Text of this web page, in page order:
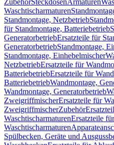
ZubehörSteckdosenArmaturen
Waschtischarmaturen
Standmontage, Netzbetrieb
für Standmontage, Batteriebetrieb
GeneratorbetriebErsatzteile für
GeneratorbetriebStandmontage,
Standmontage, Einhebelmischer
NetzbetriebErsatzteile für
BatteriebetriebErsatzteile für
BatteriebetriebWandmontage,
Wandmontage, Generatorbetrieb
ZweigriffmischerErsatzteile für
ZweigriffmischerZubehör
WaschtischarmaturenErsatzteile
Waschtischarmaturen
Spülbecken, Geräte und